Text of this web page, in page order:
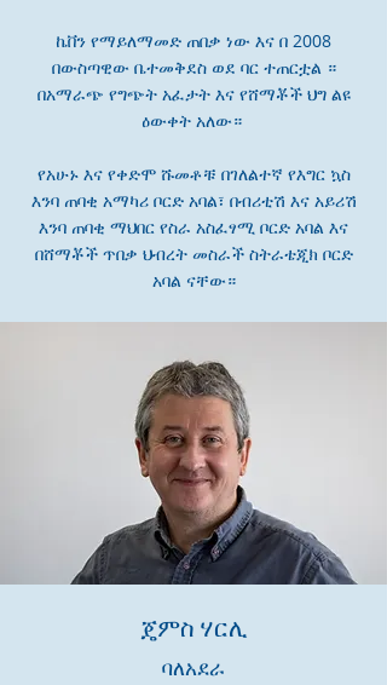
ኬቨን የማይለማመድ ጠበቃ ነው እና በ 2008
በውስጣዊው ቤተመቅደስ ወደ ባር ተጠርቷል ።
በአማራጭ የግጭት አፈታት እና የሸማቾች ህግ ልዩ
ዕውቀት አለው።
የአሁኑ እና የቀድሞ ሹመቶቹ በገለልተኛ የእግር ኳስ
እንባ ጠባቂ አማካሪ ቦርድ አባል፣ በብሪቲሽ እና አይሪሽ
እንባ ጠባቂ ማህበር የስራ አስፈፃሚ ቦርድ አባል እና
በሸማቾች ጥበቃ ህብረት መስራች ስትራቴጂክ ቦርድ
አባል ናቸው።
ጄምስ ሃርሊ
ባለአደራ